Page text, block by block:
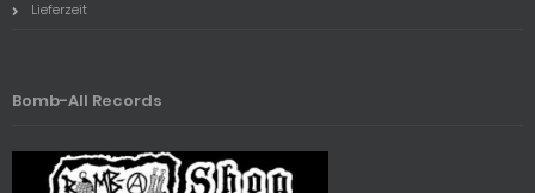
Lieferzeit
Bomb-All Records